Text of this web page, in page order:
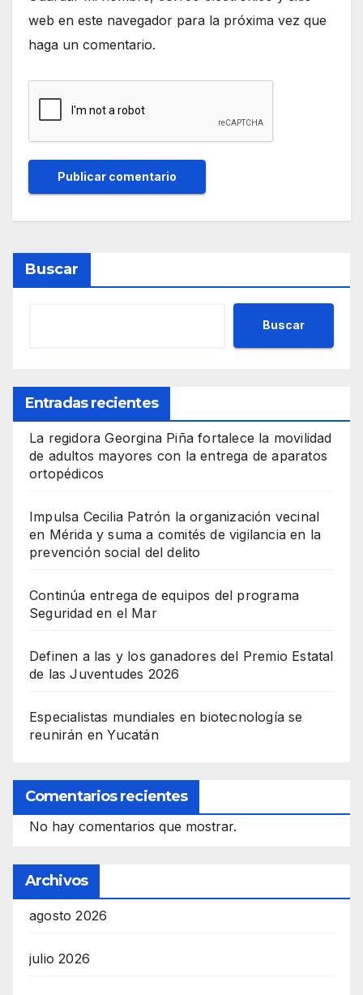
web en este navegador para la próxima vez que
haga un comentario.
Buscar
Buscar
Entradas recientes
La regidora Georgina Piña fortalece la movilidad
de adultos mayores con la entrega de aparatos
ortopédicos
Impulsa Cecilia Patrón la organización vecinal
en Mérida y suma a comités de vigilancia en la
prevención social del delito
Continúa entrega de equipos del programa
Seguridad en el Mar
Definen a las y los ganadores del Premio Estatal
de las Juventudes 2026
Especialistas mundiales en biotecnología se
reunirán en Yucatán
Comentarios recientes
No hay comentarios que mostrar.
Archivos
agosto 2026
julio 2026